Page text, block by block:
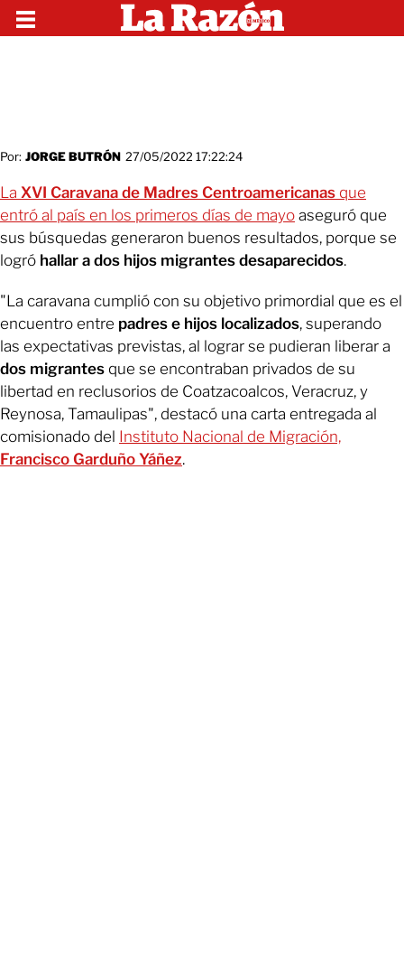
Por: JORGE BUTRÓN 27/05/2022 17:22:24
La XVI Caravana de Madres Centroamericanas que
entró al país en los primeros días de mayo aseguró que
sus búsquedas generaron buenos resultados, porque se
logró hallar a dos hijos migrantes desaparecidos.
"La caravana cumplió con su objetivo primordial que es el
encuentro entre padres e hijos localizados, superando
las expectativas previstas, al lograr se pudieran liberar a
dos migrantes que se encontraban privados de su
libertad en reclusorios de Coatzacoalcos, Veracruz, y
Reynosa, Tamaulipas", destacó una carta entregada al
comisionado del Instituto Nacional de Migración,
Francisco Garduño Yáñez.